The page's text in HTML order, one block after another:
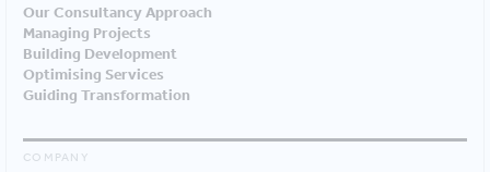
Our Consultancy Approach
Managing Projects
Building Development
Optimising Services
Guiding Transformation
COMPANY